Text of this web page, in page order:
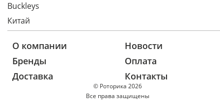
Buckleys
Китай
© Роторика 2026
Все права защищены
О компании
Новости
Бренды
Оплата
Доставка
Контакты